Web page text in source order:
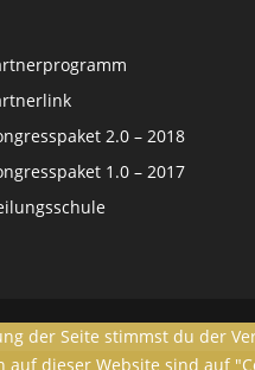
2.0 – 2018
1.0 – 2017
der Seite stimmst du der
auf dieser Website sind auf